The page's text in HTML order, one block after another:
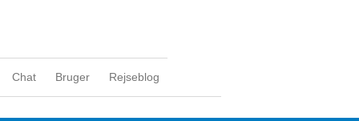
Chat Bruger Rejseblog